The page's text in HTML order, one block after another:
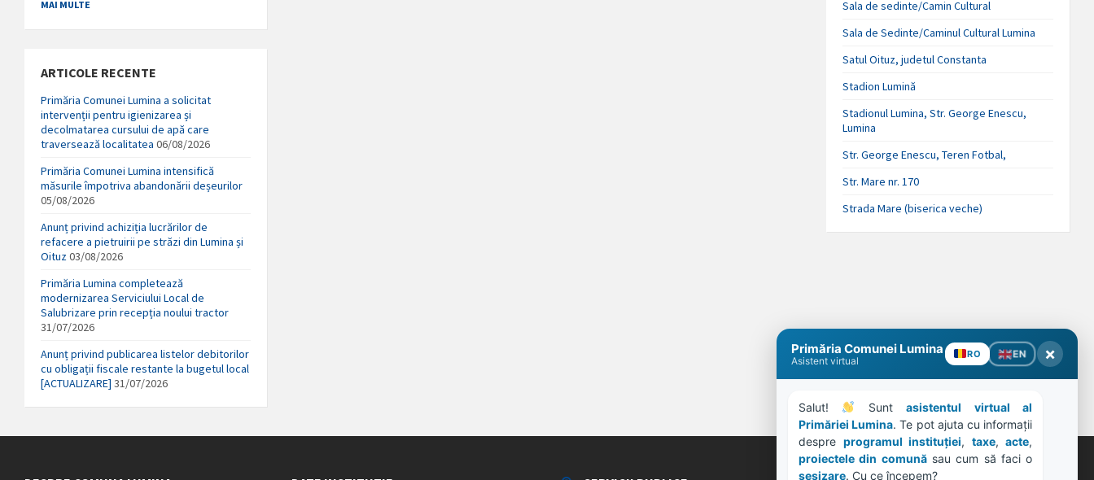
MAI MULTE
ARTICOLE RECENTE
Primăria Comunei Lumina a solicitat
intervenții pentru igienizarea și
decolmatarea cursului de apă care
traversează localitatea 06/08/2026
Primăria Comunei Lumina intensifică
măsurile împotriva abandonării deșeurilor
05/08/2026
Anunț privind achiziția lucrărilor de
refacere a pietruirii pe străzi din Lumina și
Oituz03/08/2026
Primăria Lumina completează
modernizarea Serviciului Local de
Salubrizare prin recepția noului tractor
31/07/2026
Anunț privind publicarea listelor debitorilor
cu obligații fiscale restante la bugetul local
[ACTUALIZARE] 31/07/2026
Sala de sedinte/Camin Cultural
Sala de Sedinte/Caminul Cultural Lumina
Satul Oituz, judetul Constanta
Stadion Lumină
Stadionul Lumina, Str. George Enescu,
Lumina
Str. George Enescu, Teren Fotbal,
Str. Mare nr. 170
Strada Mare (biserica veche)
Primăria Comunei Lumina
Asistent virtual
RO EN ×
Salut! Sunt asistentul virtual al
Primăriei Lumina. Te pot ajuta cu informații
despre programul instituției, taxe, acte
proiectele din comună
sesizare. Cu ce începem?